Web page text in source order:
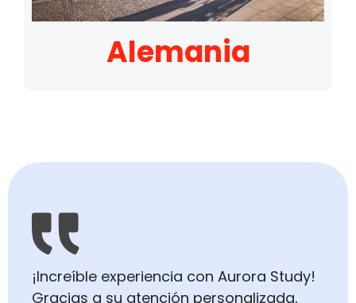
Alemania
¡Increíble experiencia con Aurora Study!
Gracias a su atención personalizada,